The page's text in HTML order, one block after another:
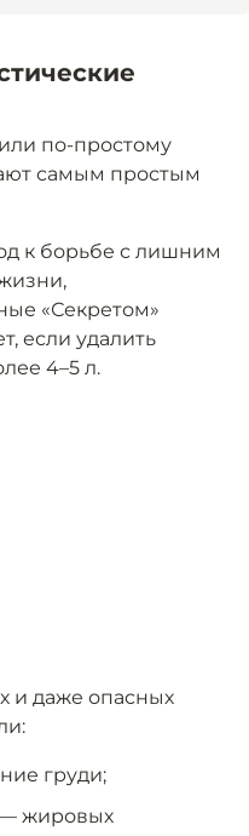
по-простому
самым простым
к борьбе с лишним
«Секретом»
если удалить
4–5 л.
и даже опасных
груди;
жировых